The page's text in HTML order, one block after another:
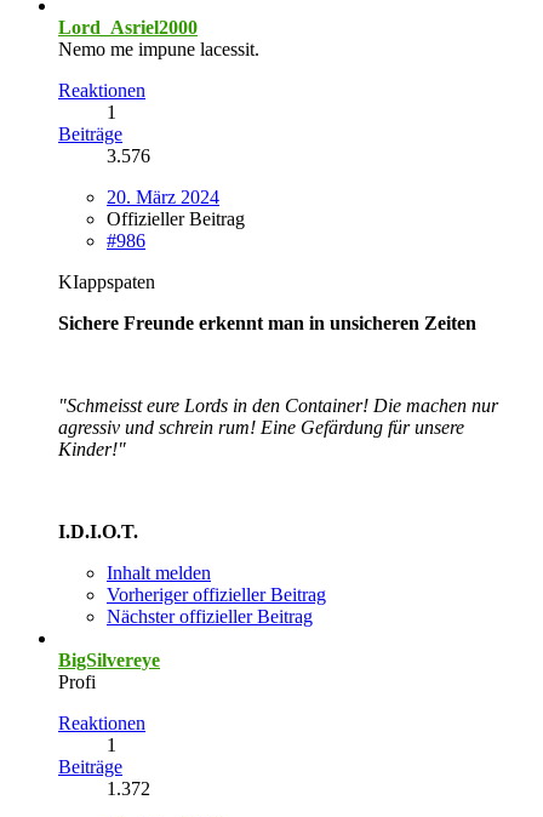
Lord_Asriel2000
Nemo me impune lacessit.
Reaktionen
1
Beiträge
3.576
20. März 2024
Offizieller Beitrag
#986
KIappspaten
Sichere Freunde erkennt man in unsicheren Zeiten
"Schmeisst eure Lords in den Container! Die machen nur
agressiv und schrein rum! Eine Gefärdung für unsere
Kinder!"
I.D.I.O.T.
Inhalt melden
Vorheriger offizieller Beitrag
Nächster offizieller Beitrag
BigSilvereye
Profi
Reaktionen
1
Beiträge
1.372